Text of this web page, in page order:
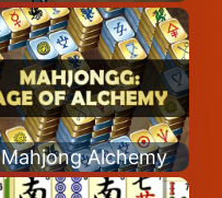
Mahjong Alchemy